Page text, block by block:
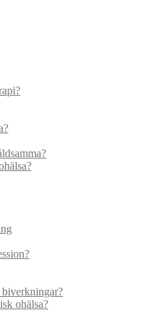
biverkningar?
ohälsa?